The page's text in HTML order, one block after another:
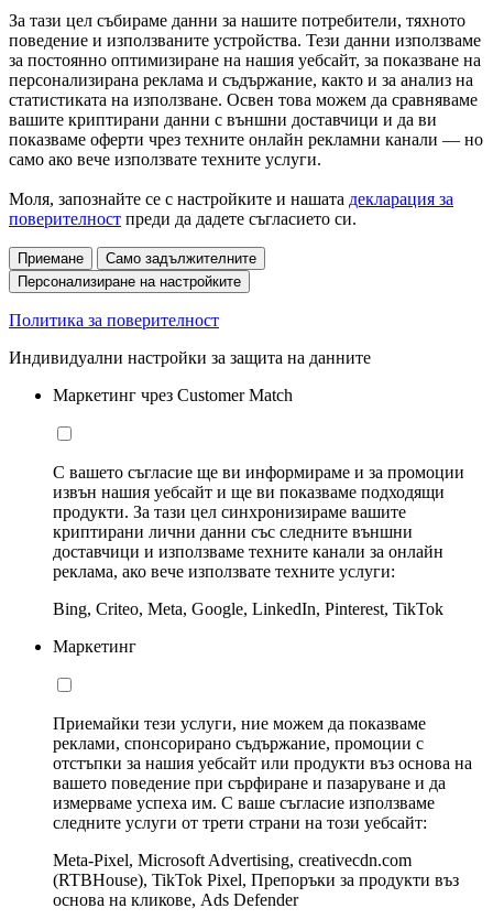
За тази цел събираме данни за нашите потребители, тяхното
поведение и използваните устройства. Тези данни използваме
за постоянно оптимизиране на нашия уебсайт, за показване на
персонализирана реклама и съдържание, както и за анализ на
статистиката на използване. Освен това можем да сравняваме
вашите криптирани данни с външни доставчици и да ви
показваме оферти чрез техните онлайн рекламни канали — но
само ако вече използвате техните услуги.
Моля, запознайте се с настройките и нашата декларация за
поверителност преди да дадете съгласието си.
Приемане
Само задължителните
Персонализиране на настройките
Политика за поверителност
Индивидуални настройки за защита на данните
Маркетинг чрез Customer Match
С вашето съгласие ще ви информираме и за промоции
извън нашия уебсайт и ще ви показваме подходящи
продукти. За тази цел синхронизираме вашите
криптирани лични данни със следните външни
доставчици и използваме техните канали за онлайн
реклама, ако вече използвате техните услуги:
Bing, Criteo, Meta, Google, LinkedIn, Pinterest, TikTok
Маркетинг
Приемайки тези услуги, ние можем да показваме
реклами, спонсорирано съдържание, промоции с
отстъпки за нашия уебсайт или продукти въз основа на
вашето поведение при сърфиране и пазаруване и да
измерваме успеха им. С ваше съгласие използваме
следните услуги от трети страни на този уебсайт:
Meta-Pixel, Microsoft Advertising, creativecdn.com
(RTBHouse), TikTok Pixel, Препоръки за продукти въз
основа на кликове, Ads Defender